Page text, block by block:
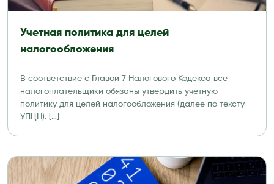
Учетная политика для целей
налогообложения
В соответствие с Главой 7 Налогового Кодекса все
налогоплательщики обязаны утвердить учетную
политику для целей налогообложения (далее по тексту
УПЦН). […]